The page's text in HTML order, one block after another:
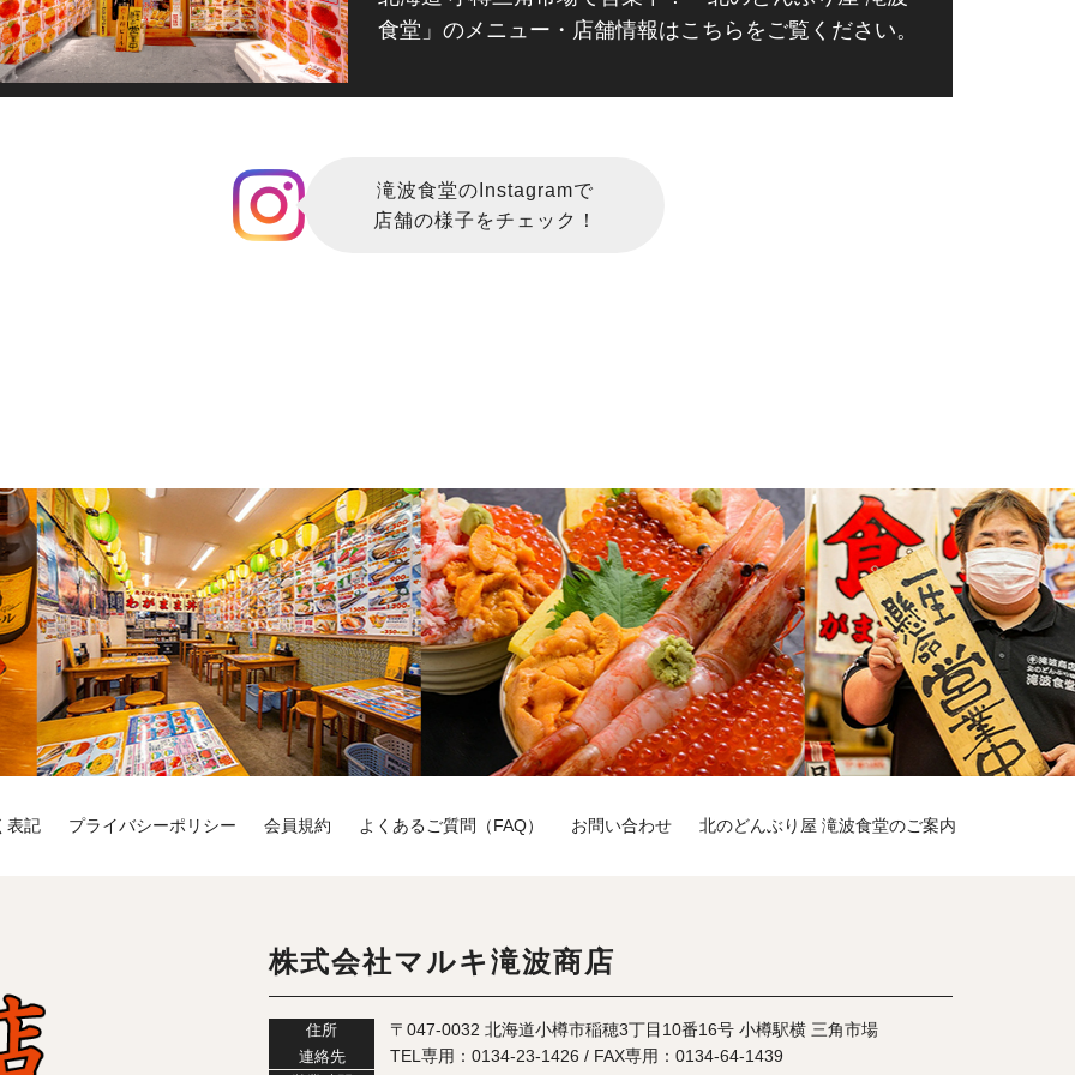
ホームページをリニューアルしました食堂」のメニュー・店舗情報はこちらをご覧ください。
滝波食堂のInstagramで
店舗の様子をチェック！
表記 プライバシーポリシー 会員規約 よくあるご質問（FAQ） お問い合わせ 北のどんぶり屋 滝波食堂のご案内
株式会社マルキ滝波商店
住所 〒047-0032 北海道小樽市稲穂3丁目10番16号 小樽駅横 三角市場
連絡先 TEL専用： 0134-23-1426 / FAX専用：0134-64-1439